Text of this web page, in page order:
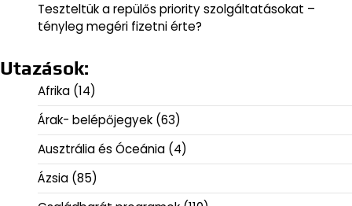
Teszteltük a repülős priority szolgáltatásokat –
tényleg megéri fizetni érte?
Utazások:
Afrika (14)
Árak- belépőjegyek (63)
Ausztrália és Óceánia (4)
Ázsia (85)